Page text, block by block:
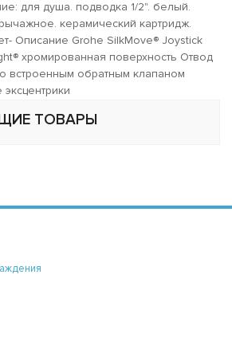
для душа. подводка 1/2". белый.
керамический картридж.
Описание Grohe SilkMove® Joystick
хромированная поверхность Отвод
встроенным обратным клапаном
ТОВАРЫ